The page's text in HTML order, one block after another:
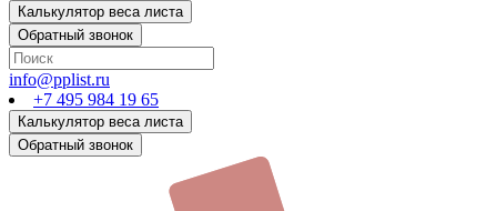
info@pplist.ru
+7 495 984 19 65